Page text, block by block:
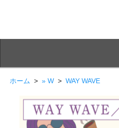
ホーム > » W > WAY WAVE